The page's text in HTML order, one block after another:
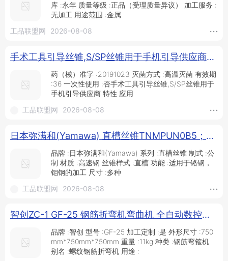
库 :永年 质量等级 :正品（受理质量异议） 加工服务 :
无加工 用途范围 :金属
工品联盟网
2026-08-08
手术工具引导丝锥,S/SP丝锥用于手机引导供应商_丝锥_螺纹刀具_刀具夹具_供应_工品联盟网
药（械）准字 :20191023 灭菌方式 :高温灭菌 有效期
:36 一次性使用 :否手术工具引导丝锥,S/SP丝锥用于
手机引导供应商 特性 应用
工品联盟网
2026-08-08
日本弥满和(Yamawa) 直槽丝锥TNMPUN0B5；TNMPUN1C5；TNMPUN3F5；TNMQU06J5_丝锥_螺纹刀具_刀具夹具_供应_工品联盟网
品牌 :日本弥满和(Yamawa) 系列 :直槽丝锥 制式 :公
制 材质 :高速钢 丝锥样式 :直槽 功能 :适用于铬钢，
钼钢的加工 尺寸 :多种
工品联盟网
2026-08-08
智创ZC-1 GF-25 钢筋折弯机弯曲机 全自动数控钢筋 螺纹钢筋折弯机 弯箍设备_供应产品_山东智创重工科技有限公司
品牌 :智创 型号 :GF-25 加工定制 :是 外形尺寸 :750
mm*750mm*750mm 重量 :11kg 种类 :钢筋弯箍机
别名 :螺纹钢筋折弯机 用途 :